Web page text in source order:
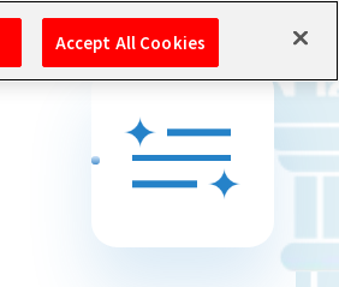
Accept All Cookies